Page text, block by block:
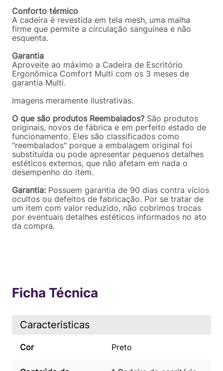
Conforto térmico
A cadeira é revestida em tela mesh, uma malha
firme que permite a circulação sanguínea e não
esquenta.
Garantia
Aproveite ao máximo a Cadeira de Escritório
Ergonômica Comfort Multi com os 3 meses de
garantia Multi.
Imagens meramente ilustrativas.
O que são produtos Reembalados? São produtos
originais, novos de fábrica e em perfeito estado de
funcionamento. Eles são classificados como
"reembalados" porque a embalagem original foi
substituída ou pode apresentar pequenos detalhes
estéticos externos, que não afetam em nada o
desempenho do item.
Garantia: Possuem garantia de 90 dias contra vícios
ocultos ou defeitos de fabricação. Por se tratar de
um item com valor reduzido, não cobrimos trocas
por eventuais detalhes estéticos informados no ato
da compra.
Ficha Técnica
Caracteristicas
Cor Preto